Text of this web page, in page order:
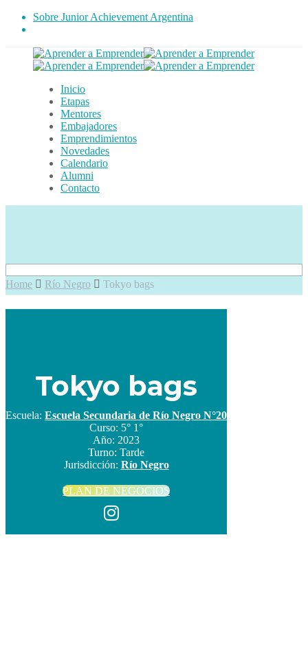
Sobre Junior Achievement Argentina
Inicio
Etapas
Mentores
Embajadores
Emprendimientos
Novedades
Calendario
Alumni
Contacto
Home Río Negro Tokyo bags
Tokyo bags
Escuela: Escuela Secundaria de Río Negro N°20
Curso: 5° 1°
Año: 2023
Turno: Tarde
Jurisdicción: Río Negro
PLAN DE NEGOCIOS